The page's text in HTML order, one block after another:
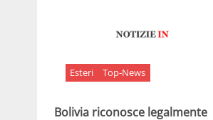
Esteri Top-News
Bolivia riconosce legalmente